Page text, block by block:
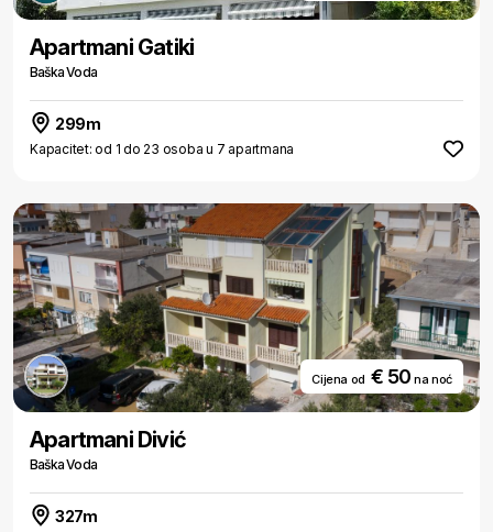
Apartmani Gatiki
Baška Voda
299m
Kapacitet: od 1 do 23 osoba u 7 apartmana
Cijena od € 50na noć
Apartmani Divić
Baška Voda
327m